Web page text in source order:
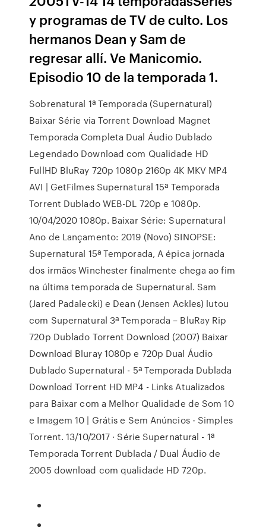
y programas de TV de culto. Los
hermanos Dean y Sam de
regresar allí. Ve Manicomio.
Episodio 10 de la temporada 1.
Sobrenatural 1ª Temporada (Supernatural)
Baixar Série via Torrent Download Magnet
Temporada Completa Dual Áudio Dublado
Legendado Download com Qualidade HD
FullHD BluRay 720p 1080p 2160p 4K MKV MP4
AVI | GetFilmes Supernatural 15ª Temporada
Torrent Dublado WEB-DL 720p e 1080p.
10/04/2020 1080p. Baixar Série: Supernatural
Ano de Lançamento: 2019 (Novo) SINOPSE:
Supernatural 15ª Temporada, A épica jornada
dos irmãos Winchester finalmente chega ao fim
na última temporada de Supernatural. Sam
(Jared Padalecki) e Dean (Jensen Ackles) lutou
com Supernatural 3ª Temporada – BluRay Rip
720p Dublado Torrent Download (2007) Baixar
Download Bluray 1080p e 720p Dual Áudio
Dublado Supernatural - 5ª Temporada Dublada
Download Torrent HD MP4 - Links Atualizados
para Baixar com a Melhor Qualidade de Som 10
e Imagem 10 | Grátis e Sem Anúncios - Simples
Torrent. 13/10/2017 · Série Supernatural - 1ª
Temporada Torrent Dublada / Dual Áudio de
2005 download com qualidade HD 720p.